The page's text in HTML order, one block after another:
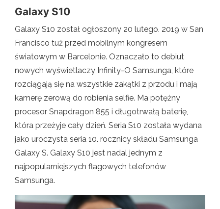
Galaxy S10
Galaxy S10 został ogłoszony 20 lutego. 2019 w San
Francisco tuż przed mobilnym kongresem
światowym w Barcelonie. Oznaczało to debiut
nowych wyświetlaczy Infinity-O Samsunga, które
rozciągają się na wszystkie zakątki z przodu i mają
kamerę zerową do robienia selfie. Ma potężny
procesor Snapdragon 855 i długotrwałą baterię,
która przeżyje cały dzień. Seria S10 została wydana
jako uroczysta seria 10. rocznicy składu Samsunga
Galaxy S. Galaxy S10 jest nadal jednym z
najpopularniejszych flagowych telefonów
Samsunga.